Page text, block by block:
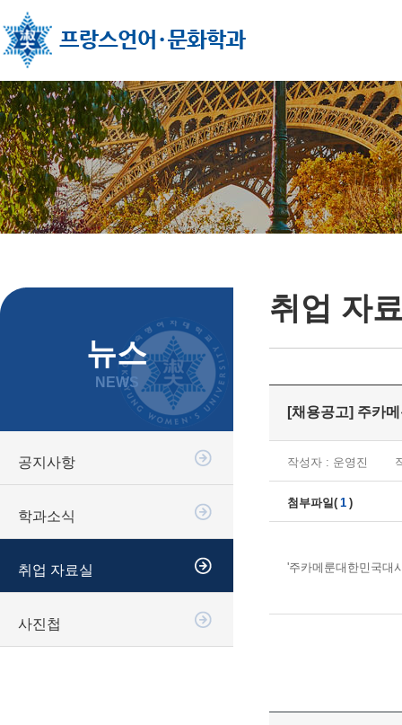
뉴스
NEWS
공지사항
학과소식
취업 자료실
사진첩
취업 자
[채용공고] 주카
작성자 : 운영진
첨부파일( 1 )
'주카메룬대한민국대